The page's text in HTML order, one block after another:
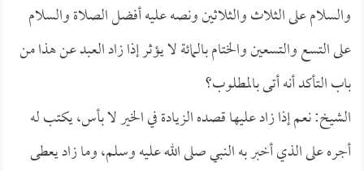
والسلام على الثلاث والثلاثين ونصه عليه أفضل الصلاة والسلام
على التسع والتسعين والختام بالمائة لا يؤثر إذا زاد العبد عن هذا من
باب التأكد أنه أتى بالمطلوب؟
الشيخ: نعم إذا زاد عليها قصده الزيادة في الخير لا بأس، يكتب له
أجره على الذي أخبر به النبي صلى الله عليه وسلم، وما زاد يعطى